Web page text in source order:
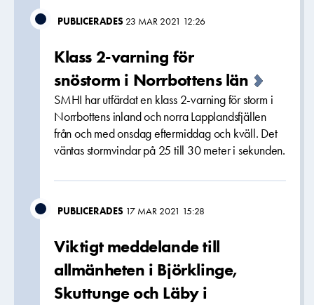
PUBLICERADES 23 MAR 2021 12:26
Klass 2-varning för
snöstorm i Norrbottens län
SMHI har utfärdat en klass 2-varning för storm i
Norrbottens inland och norra Lapplandsfjällen
från och med onsdag eftermiddag och kväll. Det
väntas stormvindar på 25 till 30 meter i sekunden.
PUBLICERADES 17 MAR 2021 15:28
Viktigt meddelande till
allmänheten i Björklinge,
Skuttunge och Läby i